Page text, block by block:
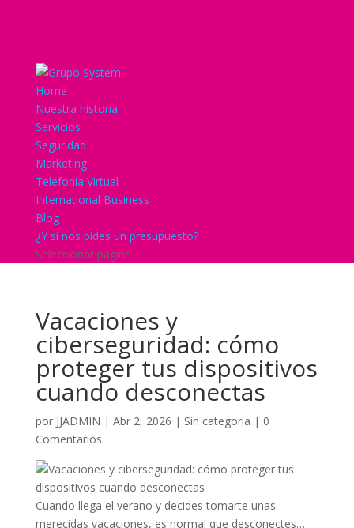
Home
Nuestra historia
Servicios
Seguridad
Marketing
Telefonía Virtual
International Business
Blog
¿Y si nos pides un presupuesto?
Seleccionar página
Vacaciones y
ciberseguridad: cómo
proteger tus dispositivos
cuando desconectas
por JJADMIN | Abr 2, 2026 | Sin categoría | 0
Comentarios
Cuando llega el verano y decides tomarte unas
merecidas vacaciones, es normal que desconectes…